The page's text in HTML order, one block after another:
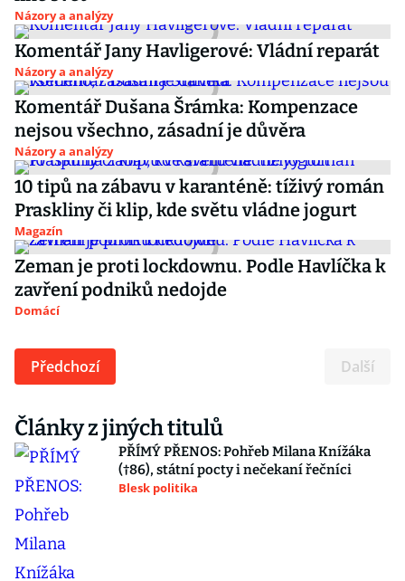
Názory a analýzy
Komentář Jany Havligerové: Vládní reparát
Názory a analýzy
Komentář Dušana Šrámka: Kompenzace
nejsou všechno, zásadní je důvěra
Názory a analýzy
10 tipů na zábavu v karanténě: tíživý román
Praskliny či klip, kde světu vládne jogurt
Magazín
Zeman je proti lockdownu. Podle Havlíčka k
zavření podniků nedojde
Domácí
Předchozí Další
Články z jiných titulů
PŘÍMÝ PŘENOS: Pohřeb Milana Knížáka
(†86), státní pocty i nečekaní řečníci
Blesk politika